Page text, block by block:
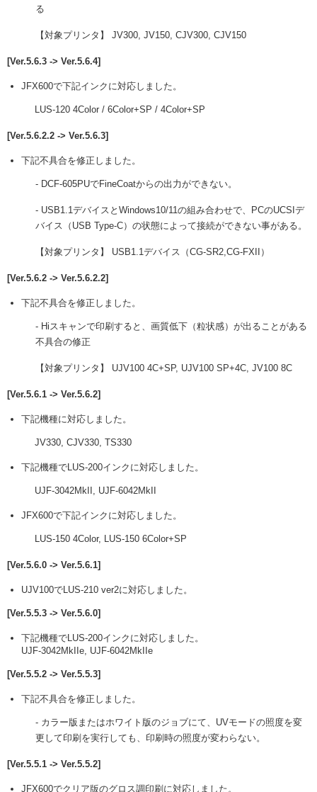
る
【対象プリンタ】 JV300, JV150, CJV300, CJV150
[Ver.5.6.3 -> Ver.5.6.4]
JFX600で下記インクに対応しました。
LUS-120 4Color / 6Color+SP / 4Color+SP
[Ver.5.6.2.2 -> Ver.5.6.3]
下記不具合を修正しました。
- DCF-605PUでFineCoatからの出力ができない。
- USB1.1デバイスとWindows10/11の組み合わせで、PCのUCSIデ
バイス（USB Type-C）の状態によって接続ができない事がある。
【対象プリンタ】 USB1.1デバイス（CG-SR2,CG-FXII）
[Ver.5.6.2 -> Ver.5.6.2.2]
下記不具合を修正しました。
- Hiスキャンで印刷すると、画質低下（粒状感）が出ることがある
不具合の修正
【対象プリンタ】 UJV100 4C+SP, UJV100 SP+4C, JV100 8C
[Ver.5.6.1 -> Ver.5.6.2]
下記機種に対応しました。
JV330, CJV330, TS330
下記機種でLUS-200インクに対応しました。
UJF-3042MkII, UJF-6042MkII
JFX600で下記インクに対応しました。
LUS-150 4Color, LUS-150 6Color+SP
[Ver.5.6.0 -> Ver.5.6.1]
UJV100でLUS-210 ver2に対応しました。
[Ver.5.5.3 -> Ver.5.6.0]
下記機種でLUS-200インクに対応しました。
UJF-3042MkIIe, UJF-6042MkIIe
[Ver.5.5.2 -> Ver.5.5.3]
下記不具合を修正しました。
- カラー版またはホワイト版のジョブにて、UVモードの照度を変
更して印刷を実行しても、印刷時の照度が変わらない。
[Ver.5.5.1 -> Ver.5.5.2]
JFX600でクリア版のグロス調印刷に対応しました。